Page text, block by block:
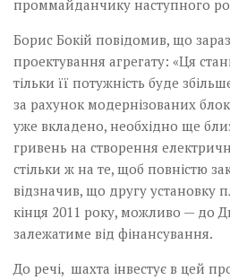
проммайданчику наступного
Борис Бокій повідомив, що
проектування агрегату: «Ця
тільки її потужність буде
за рахунок модернізованих
уже вкладено, необхідно ще
гривень на створення
стільки ж на те, щоб повністю
відзначив, що другу установку
кінця 2011 року, можливо — до
залежатиме від фінансування.
До речі, шахта інвестує в цей